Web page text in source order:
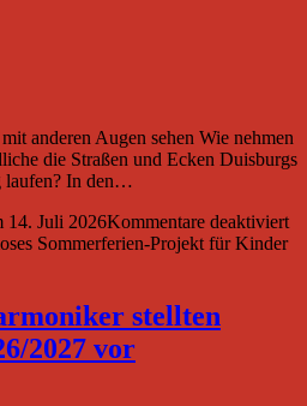
anderen Augen sehen Wie nehmen
die Straßen und Ecken Duisburgs
laufen? In den…
14. Juli 2026Kommentare deaktiviert
Sommerferien-Projekt für Kinder
stellten
2027 vor